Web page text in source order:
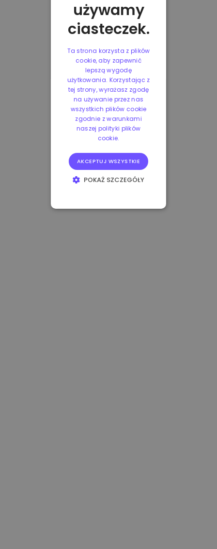
używamy
ciasteczek.
Ta strona korzysta z plików
cookie, aby zapewnić
lepszą wygodę
użytkowania. Korzystając z
tej strony, wyrażasz zgodę
na używanie przez nas
wszystkich plików cookie
zgodnie z warunkami
naszej polityki plików
cookie.
AKCEPTUJ WSZYSTKIE
POKAŻ SZCZEGÓŁY